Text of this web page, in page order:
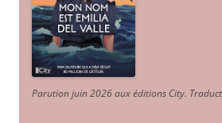
Parution juin 2026 aux éditions City.